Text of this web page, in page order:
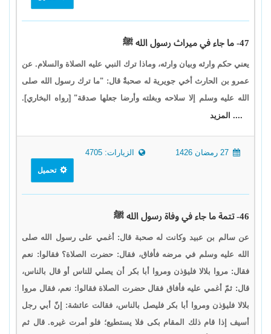
47- ما جاء في ميراث رسول الله ﷺ
يعني حكم وارثه وبيان وارثه، وماذا ترك النبي عليه الصلاة والسلام. عن
عمرو بن الحارث أخي جويرية له صحبةٌ قال: "ما ترك رسول الله صلى
الله عليه وسلم إلا سلاحه وبغلته وأرضا جعلها صدقة" [رواه البخاري].
.... المزيد
الزيارات: 4705
تحميل
46- تتمة ما جاء في وفاة رسول الله ﷺ
عن سالم بن عبيد وكانت له صحبة قال: أغمي على رسول الله صلى
الله عليه وسلم في مرضه فأفاق، فقال: حضرت الصلاة؟ فقالوا: نعم
فقال: مروا بلالا فليؤذن ومروا أبا بكر أن يصلي للناس أو قال بالناس،
قال: ثمّ أغمي عليه فأفاق فقال حضرت الصلاة فقالوا: نعم، فقال مروا
بلالا فليؤذن ومروا أبا بكر فليصل بالناس، فقالت عائشة: إنّ أبي رجل
أسيف إذا قام ذلك المقام بكى فلا يستطيع؛ فلو أمرت غيره. قال ثم